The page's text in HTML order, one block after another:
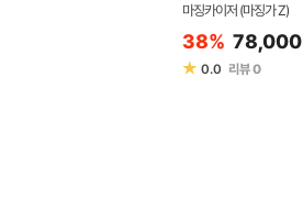
마징카이저 (마징가 Z)
38% 78,000
★ 0.0 리뷰0